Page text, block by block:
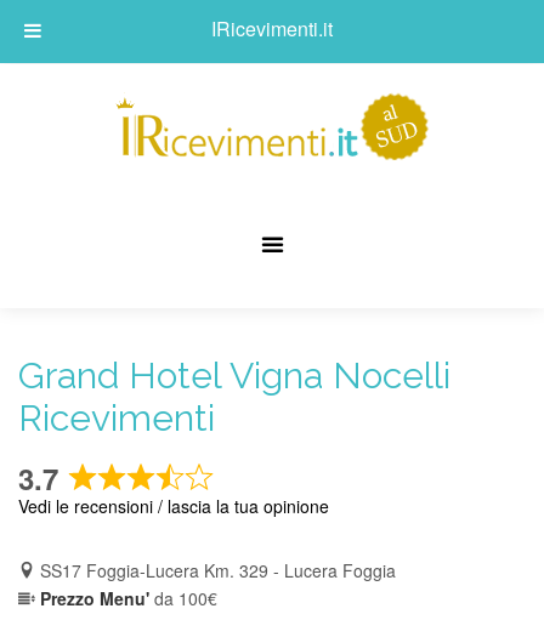
Grand Hotel Vigna Nocelli
Ricevimenti
3.7 Rated
3.7
of
5
Vedi le recensioni / lascia la tua opinione
SS17 Foggia-Lucera Km. 329 - Lucera Foggia
Prezzo Menu' da 100€
IRicevimenti.it